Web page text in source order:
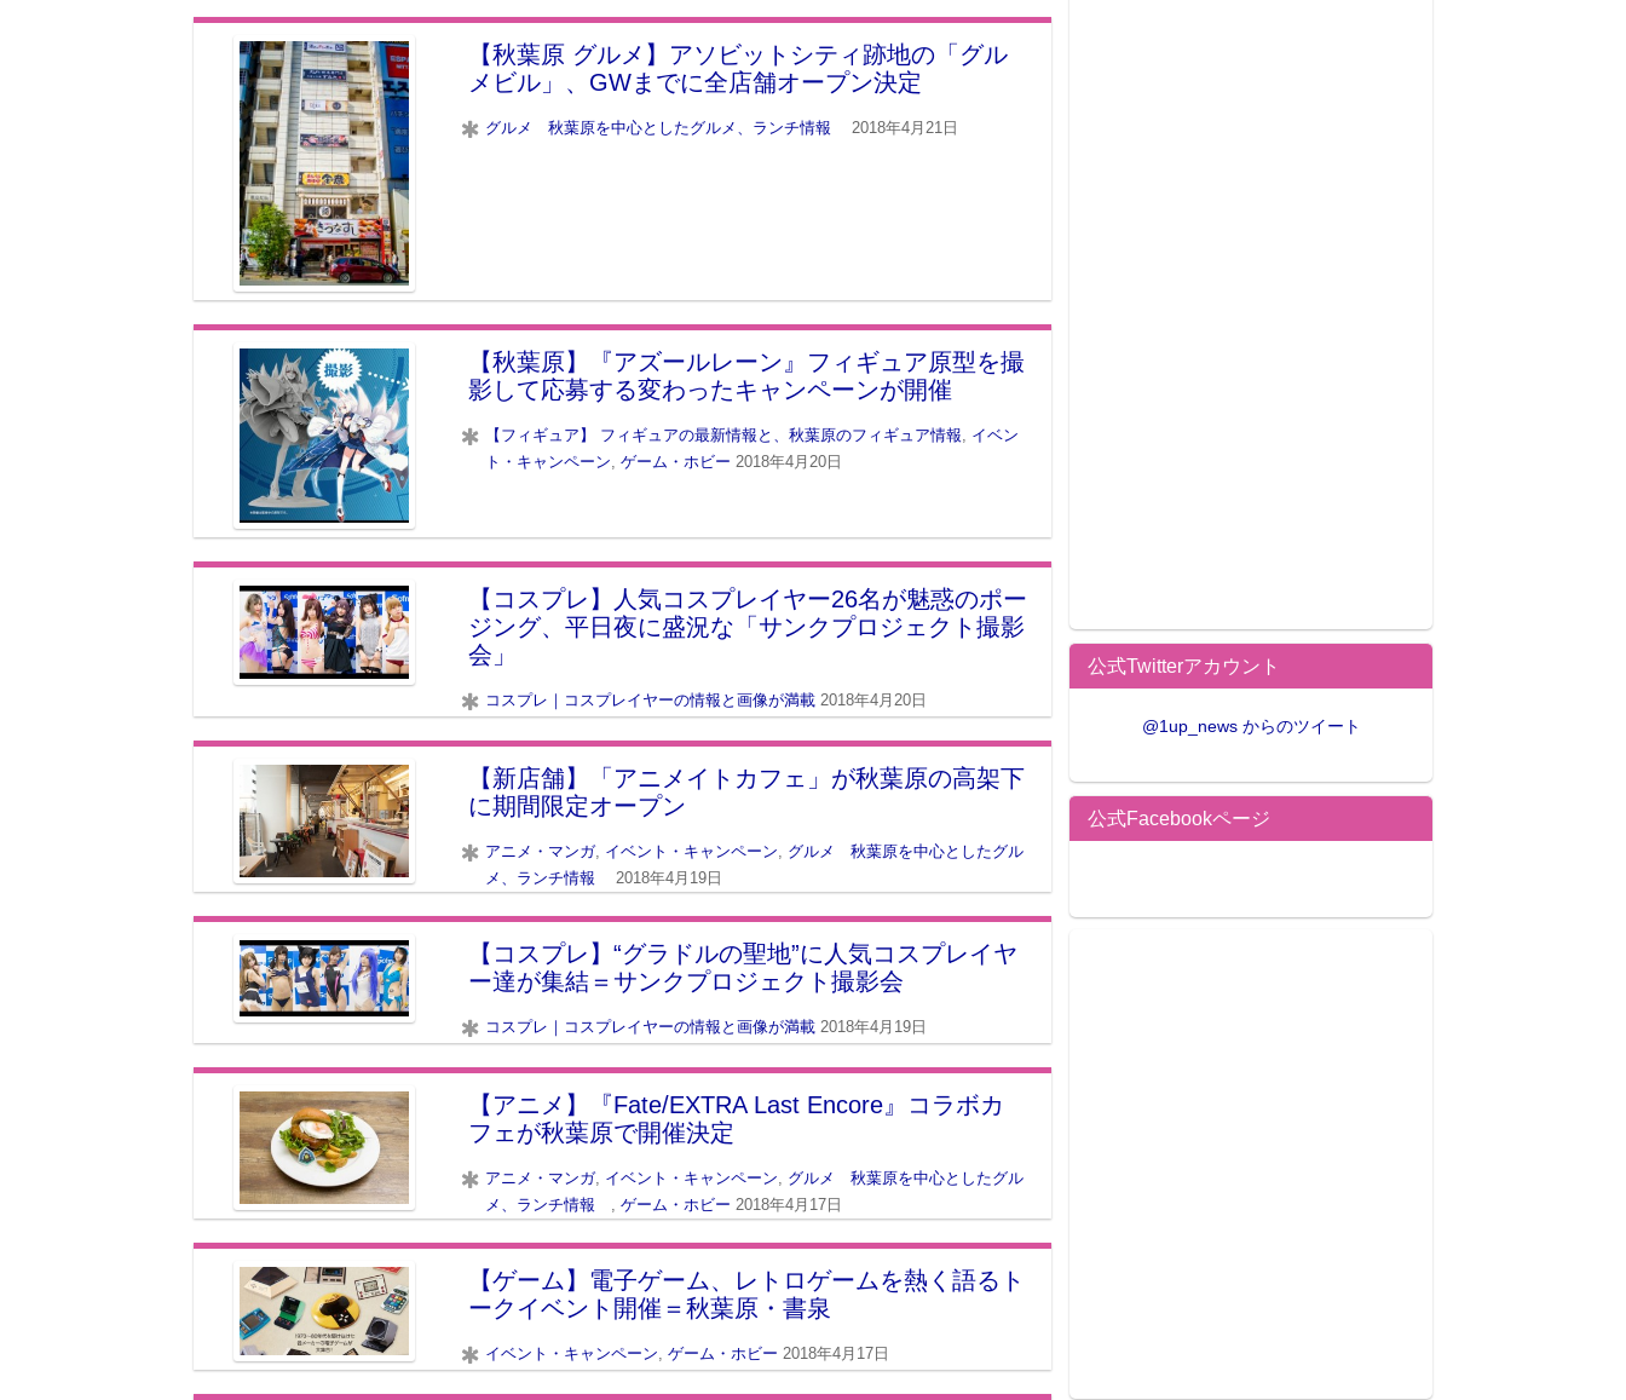
【秋葉原 グルメ】アソビットシティ跡地の「グル
メビル」、GWまでに全店舗オープン決定
グルメ 秋葉原を中心としたグルメ、ランチ情報 2018年4月21日
【秋葉原】『アズールレーン』フィギュア原型を撮
影して応募する変わったキャンペーンが開催
【フィギュア】 フィギュアの最新情報と、秋葉原のフィギュア情報, イベン
ト・キャンペーン, ゲーム・ホビー 2018年4月20日
【コスプレ】人気コスプレイヤー26名が魅惑のポー
ジング、平日夜に盛況な「サンクプロジェクト撮影
会」
コスプレ｜コスプレイヤーの情報と画像が満載 2018年4月20日
【新店舗】「アニメイトカフェ」が秋葉原の高架下
に期間限定オープン
アニメ・マンガ, イベント・キャンペーン, グルメ 秋葉原を中心としたグル
メ、ランチ情報
2018年4月19日
【コスプレ】“グラドルの聖地”に人気コスプレイヤ
ー達が集結＝サンクプロジェクト撮影会
コスプレ｜コスプレイヤーの情報と画像が満載 2018年4月19日
【アニメ】『Fate/EXTRA Last Encore』コラボカ
フェが秋葉原で開催決定
アニメ・マンガ, イベント・キャンペーン, グルメ 秋葉原を中心としたグル
メ、ランチ情報 , ゲーム・ホビー 2018年4月17日
【ゲーム】電子ゲーム、レトロゲームを熱く語るト
ークイベント開催＝秋葉原・書泉
イベント・キャンペーン, ゲーム・ホビー 2018年4月17日
公式Twitterアカウント
@1up_news からのツイート
公式Facebookページ